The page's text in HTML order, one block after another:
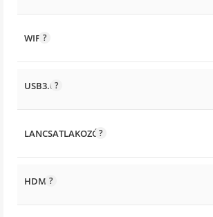
WIFI
USB3.0
LANCSATLAKOZÓ
HDMI